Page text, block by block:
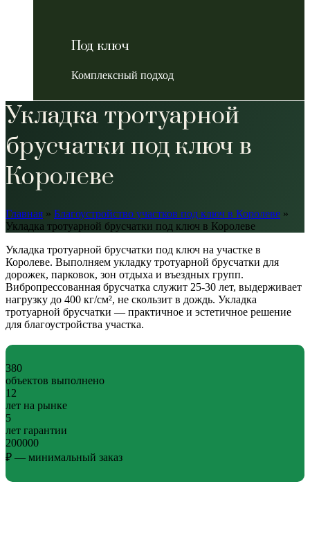
Под ключ
Комплексный подход
Укладка тротуарной
брусчатки под ключ в
Королеве
Главная » Благоустройство участков под ключ в Королеве »
Укладка тротуарной брусчатки под ключ в Королеве
Укладка тротуарной брусчатки под ключ на участке в
Королеве. Выполняем укладку тротуарной брусчатки для
дорожек, парковок, зон отдыха и въездных групп.
Вибропрессованная брусчатка служит 25-30 лет, выдерживает
нагрузку до 400 кг/см², не скользит в дождь. Укладка
тротуарной брусчатки — практичное и эстетичное решение
для благоустройства участка.
380
объектов выполнено
12
лет на рынке
5
лет гарантии
200000
₽ — минимальный заказ